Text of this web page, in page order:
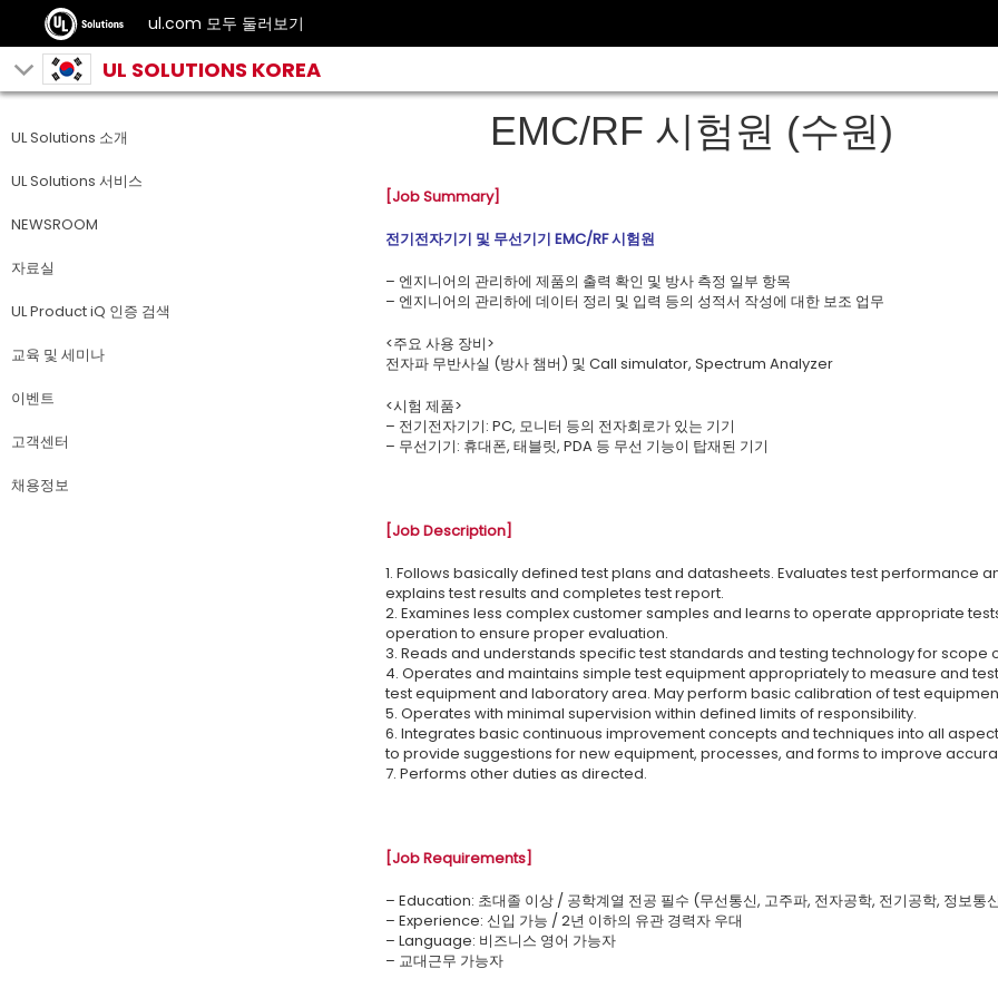
ul.com 모두 둘러보기
UL SOLUTIONS KOREA
UL Solutions 소개
UL Solutions 서비스
NEWSROOM
자료실
UL Product iQ 인증 검색
교육 및 세미나
이벤트
고객센터
채용정보
EMC/RF 시험원 (수원)
[Job Summary]
전기전자기기 및 무선기기 EMC/RF 시험원
– 엔지니어의 관리하에 제품의 출력 확인 및 방사 측정 일부 항목
– 엔지니어의 관리하에 데이터 정리 및 입력 등의 성적서 작성에 대한 보조 업무
<주요 사용 장비>
전자파 무반사실 (방사 챔버) 및 Call simulator, Spectrum Analyzer
<시험 제품>
– 전기전자기기: PC, 모니터 등의 전자회로가 있는 기기
– 무선기기: 휴대폰, 태블릿, PDA 등 무선 기능이 탑재된 기기
[Job Description]
1. Follows basically defined test plans and datasheets. Evaluates test
explains test results and completes test report.
2. Examines less complex customer samples and learns to operate appropriate
operation to ensure proper evaluation.
3. Reads and understands specific test standards and testing technology for scope
4. Operates and maintains simple test equipment appropriately to measure and
test equipment and laboratory area. May perform basic calibration of test
5. Operates with minimal supervision within defined limits of responsibility.
6. Integrates basic continuous improvement concepts and techniques into all
to provide suggestions for new equipment, processes, and forms to improve
7. Performs other duties as directed.
[Job Requirements]
– Education: 초대졸 이상 / 공학계열 전공 필수 (무선통신, 고주파, 전자공학, 전기공학, 정보통
– Experience: 신입 가능 / 2년 이하의 유관 경력자 우대
– Language: 비즈니스 영어 가능자
– 교대근무 가능자